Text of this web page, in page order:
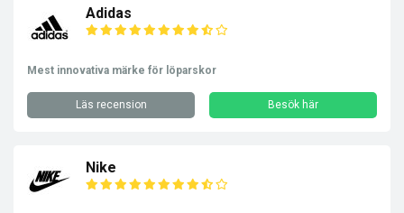
Adidas
Mest innovativa märke för löparskor
Läs recension Besök här
Nike